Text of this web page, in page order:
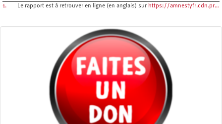
1. Le rapport est à retrouver en ligne (en anglais) sur https://amnestyfr.cdn.pr…